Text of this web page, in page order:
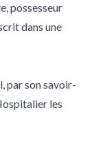
possesseur
dans une
par son savoir-
les